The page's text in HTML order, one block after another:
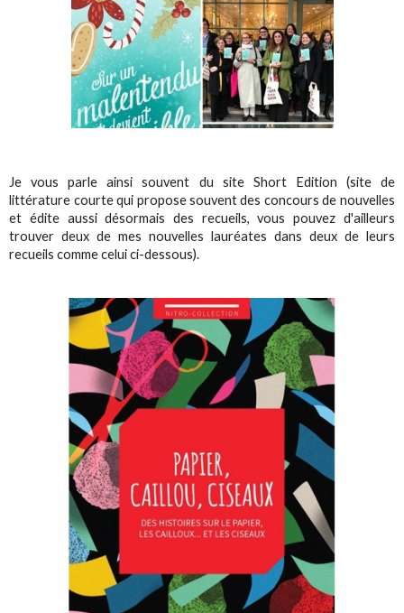
Je vous parle ainsi souvent du site Short Edition (site de
littérature courte qui propose souvent des concours de nouvelles
et édite aussi désormais des recueils, vous pouvez d'ailleurs
trouver deux de mes nouvelles lauréates dans deux de leurs
recueils comme celui ci-dessous).